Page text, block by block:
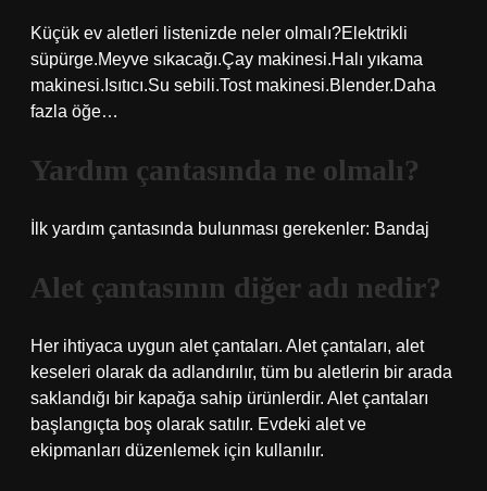
Küçük ev aletleri listenizde neler olmalı?Elektrikli
süpürge.Meyve sıkacağı.Çay makinesi.Halı yıkama
makinesi.Isıtıcı.Su sebili.Tost makinesi.Blender.Daha
fazla öğe…
Yardım çantasında ne olmalı?
İlk yardım çantasında bulunması gerekenler: Bandaj
Alet çantasının diğer adı nedir?
Her ihtiyaca uygun alet çantaları. Alet çantaları, alet
keseleri olarak da adlandırılır, tüm bu aletlerin bir arada
saklandığı bir kapağa sahip ürünlerdir. Alet çantaları
başlangıçta boş olarak satılır. Evdeki alet ve
ekipmanları düzenlemek için kullanılır.